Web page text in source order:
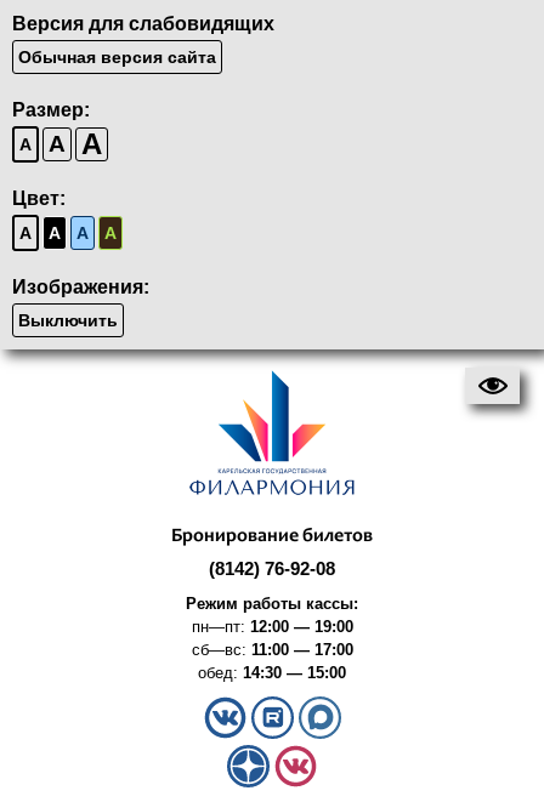
Версия для слабовидящих
Обычная версия сайта
Размер:
A A A
Цвет:
A A A A
Изображения:
Выключить
Бронирование билетов
(8142) 76-92-08
Режим работы кассы:
пн—пт: 12:00 — 19:00
сб—вс: 11:00 — 17:00
обед: 14:30 — 15:00